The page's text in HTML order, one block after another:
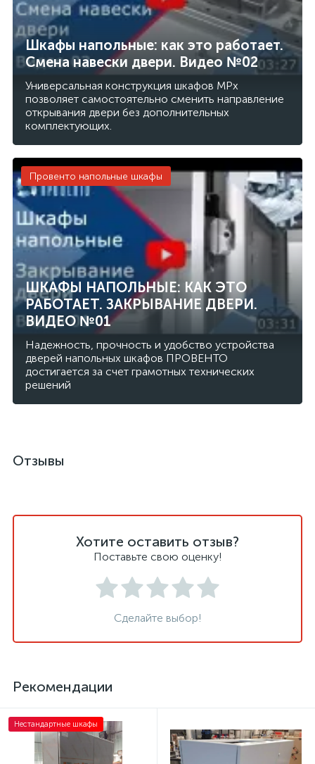
Шкафы напольные: как это работает.
Смена навески двери. Видео №02
Универсальная конструкция шкафов MPx
позволяет самостоятельно сменить направление
открывания двери без дополнительных
комплектующих.
ШКАФЫ НАПОЛЬНЫЕ: КАК ЭТО
РАБОТАЕТ. ЗАКРЫВАНИЕ ДВЕРИ.
ВИДЕО №01
Надежность, прочность и удобство устройства
дверей напольных шкафов ПРОВЕНТО
достигается за счет грамотных технических
решений
Провенто напольные шкафы
Отзывы
Хотите оставить отзыв?
Поставьте свою оценку!
Сделайте выбор!
Рекомендации
Нестандартные шкафы